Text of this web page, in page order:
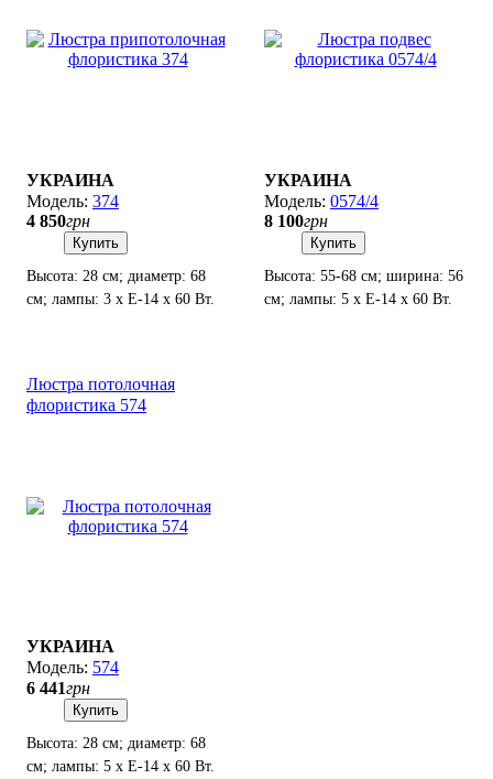
УКРАИНА
374
4 850грн
Купить
Высота: 28 см; диаметр: 68
см; лампы: 3 х Е-14 х 60 Вт.
УКРАИНА
0574/4
8 100грн
Купить
Высота: 55-68 см; ширина: 56
см; лампы: 5 х Е-14 х 60 Вт.
Люстра потолочная
флористика 574
УКРАИНА
574
6 441грн
Купить
Высота: 28 см; диаметр: 68
см; лампы: 5 х Е-14 х 60 Вт.